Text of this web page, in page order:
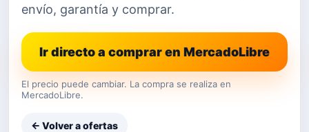
envío, garantía y comprar.
Ir directo a comprar en MercadoLibre
El precio puede cambiar. La compra se realiza en
MercadoLibre.
← Volver a ofertas